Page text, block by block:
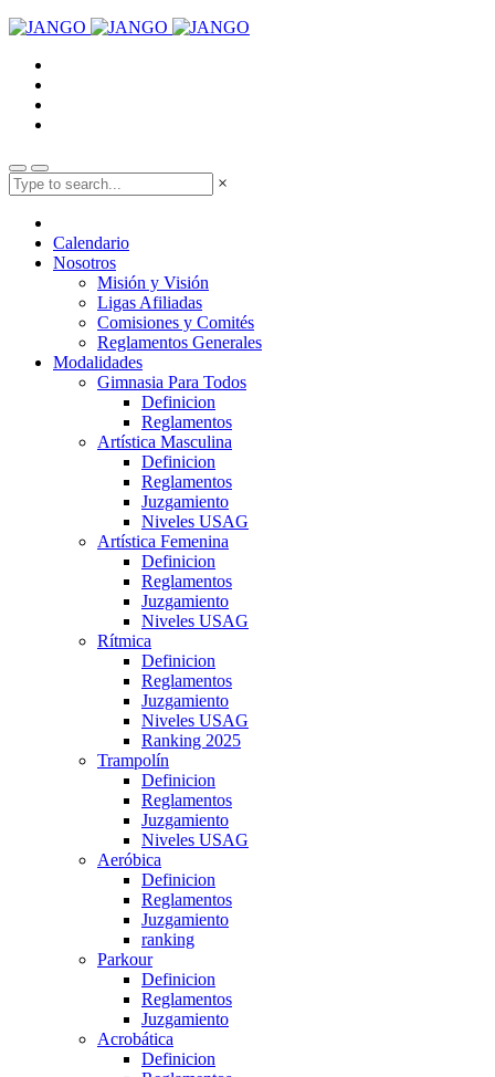
×
Calendario
Nosotros
Misión y Visión
Ligas Afiliadas
Comisiones y Comités
Reglamentos Generales
Modalidades
Gimnasia Para Todos
Definicion
Reglamentos
Artística Masculina
Definicion
Reglamentos
Juzgamiento
Niveles USAG
Artística Femenina
Definicion
Reglamentos
Juzgamiento
Niveles USAG
Rítmica
Definicion
Reglamentos
Juzgamiento
Niveles USAG
Ranking 2025
Trampolín
Definicion
Reglamentos
Juzgamiento
Niveles USAG
Aeróbica
Definicion
Reglamentos
Juzgamiento
ranking
Parkour
Definicion
Reglamentos
Juzgamiento
Acrobática
Definicion